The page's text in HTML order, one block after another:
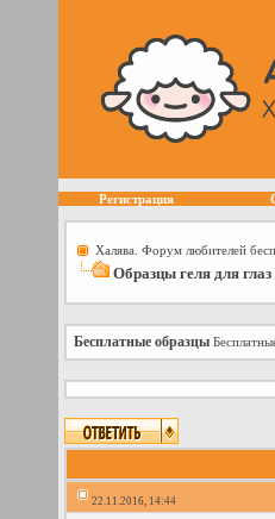
Регистрация
Халява. Форум любителей
Образцы геля для
Бесплатные образцы
22.11.2016, 14:44